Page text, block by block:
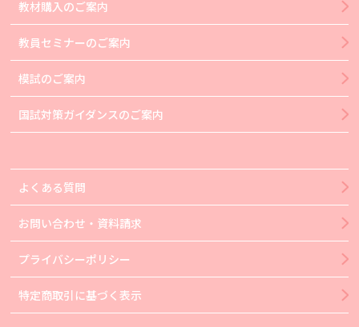
教材購入のご案内
教員セミナーのご案内
模試のご案内
国試対策ガイダンスのご案内
よくある質問
お問い合わせ・資料請求
プライバシーポリシー
特定商取引に基づく表示